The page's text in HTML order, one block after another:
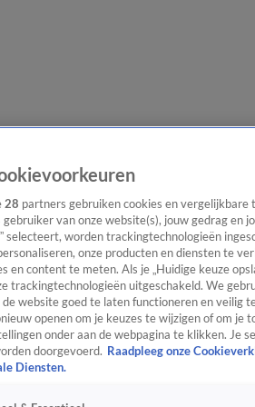
28 partners gebruiken cookies en
gebruiker van onze website(s), jouw gedrag en
selecteert, worden trackingtechnologieën
onze producten en diensten te
en content te meten. Als je „Huidige keuze
trackingtechnologieën uitgeschakeld. We
de website goed te laten functioneren en veilig
openen om je keuzes te wijzigen of om je
onder aan de webpagina te klikken. Je
doorgevoerd. Raadpleeg onze
Diensten.